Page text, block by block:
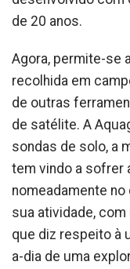
de 20 anos.
Agora, permite-se
recolhida em
de outras
de satélite. A
sondas de solo, a
tem vindo a sofrer
nomeadamente
sua atividade,
que diz respeito à
a-dia de uma